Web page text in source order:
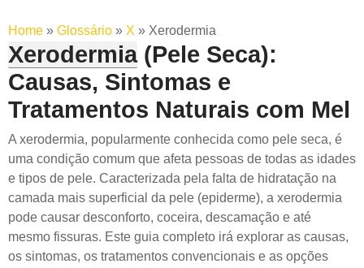
Home » Glossário » X » Xerodermia
Xerodermia(Pele Seca):
Causas, Sintomas e
Tratamentos Naturais com Mel
A xerodermia, popularmente conhecida como pele seca, é
uma condição comum que afeta pessoas de todas as idades
e tipos de pele. Caracterizada pela falta de hidratação na
camada mais superficial da pele (epiderme), a xerodermia
pode causar desconforto, coceira, descamação e até
mesmo fissuras. Este guia completo irá explorar as causas,
os sintomas, os tratamentos convencionais e as opções